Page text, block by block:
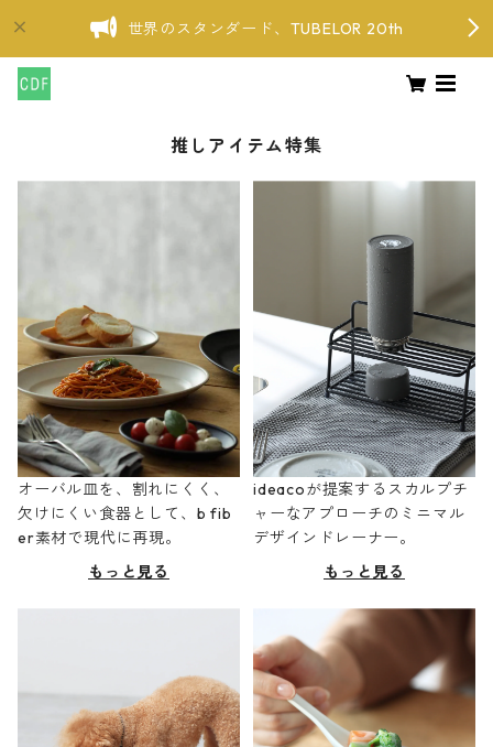
世界のスタンダード、TUBELOR 20th
推しアイテム特集
オーバル皿を、割れにくく、
欠けにくい食器として、b fib
er素材で現代に再現。
もっと見る
ideacoが提案するスカルプチ
ャーなアプローチのミニマル
デザインドレーナー。
もっと見る